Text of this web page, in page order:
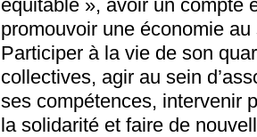
équitable », avoir un compte
promouvoir une économie
Participer à la vie de son
collectives, agir au sein
ses compétences, intervenir
la solidarité et faire de